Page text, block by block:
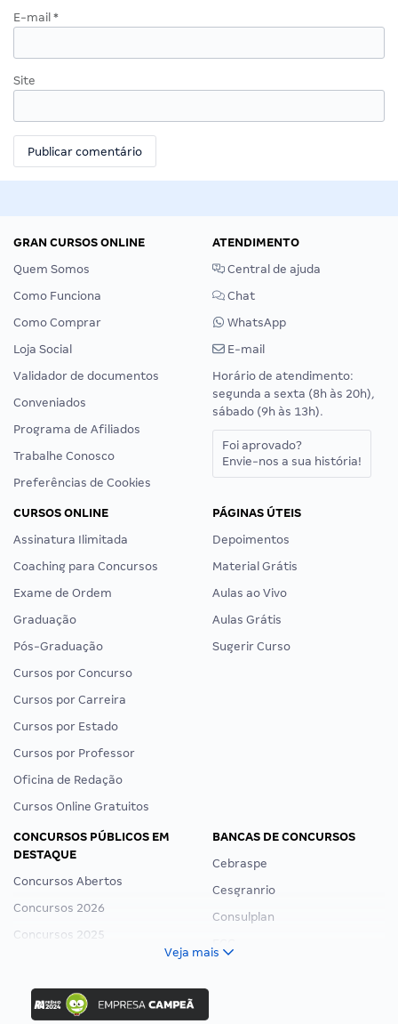
E-mail *
Site
GRAN CURSOS ONLINE
Quem Somos
Como Funciona
Como Comprar
Loja Social
Validador de documentos
Conveniados
Programa de Afiliados
Trabalhe Conosco
Preferências de Cookies
ATENDIMENTO
Central de ajuda
Chat
WhatsApp
E-mail
Horário de atendimento:
segunda a sexta (8h às 20h),
sábado (9h às 13h).
Foi aprovado?
Envie-nos a sua história!
CURSOS ONLINE
Assinatura Ilimitada
Coaching para Concursos
Exame de Ordem
Graduação
Pós-Graduação
Cursos por Concurso
Cursos por Carreira
Cursos por Estado
Cursos por Professor
Oficina de Redação
Cursos Online Gratuitos
PÁGINAS ÚTEIS
Depoimentos
Material Grátis
Aulas ao Vivo
Aulas Grátis
Sugerir Curso
CONCURSOS PÚBLICOS EM
DESTAQUE
Concursos Abertos
Concursos 2026
Concursos 2025
Concurso Ibama
Concurso MPU
BANCAS DE CONCURSOS
Cebraspe
Cesgranrio
Consulplan
Veja mais